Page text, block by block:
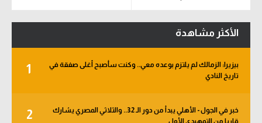
الأكثر مشاهدة
1
بيزيرا: الزمالك لم يلتزم بوعده معي.. وكنت سأصبح أغلى صفقة في
تاريخ النادي
2
خبر في الجول - الأهلي يبدأ من دور الـ 32.. والثلاثي المصري يشارك
قاريا من التمهيدي الأول